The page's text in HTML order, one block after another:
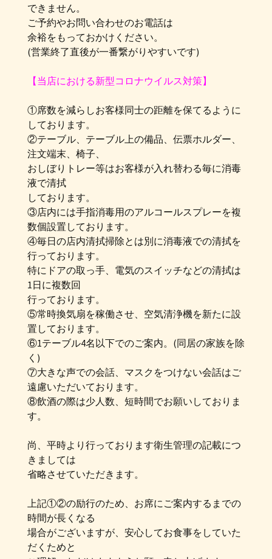
できません。
ご予約やお問い合わせのお電話は
余裕をもっておかけください。
(営業終了直後が一番繋がりやすいです)
【当店における新型コロナウイルス対策】
①席数を減らしお客様同士の距離を保てるように
しております。
②テーブル、テーブル上の備品、伝票ホルダー、
注文端末、椅子、
おしぼりトレー等はお客様が入れ替わる毎に消毒
液で清拭
しております。
③店内には手指消毒用のアルコールスプレーを複
数個設置しております。
④毎日の店内清拭掃除とは別に消毒液での清拭を
行っております。
特にドアの取っ手、電気のスイッチなどの清拭は
1日に複数回
行っております。
⑤常時換気扇を稼働させ、空気清浄機を新たに設
置しております。
⑥1テーブル4名以下でのご案内。(同居の家族を除
く)
⑦大きな声での会話、マスクをつけない会話はご
遠慮いただいております。
⑧飲酒の際は少人数、短時間でお願いしておりま
す。
尚、平時より行っております衛生管理の記載につ
きましては
省略させていただきます。
上記①②の励行のため、お席にご案内するまでの
時間が長くなる
場合がございますが、安心してお食事をしていた
だくためと